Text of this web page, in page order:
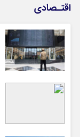
اقتـصادی